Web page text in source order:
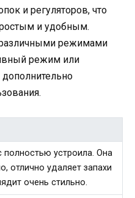
и регуляторов, что
и удобным.
режимами
режим или
полностью устроила. Она
отлично удаляет запахи
очень стильно.